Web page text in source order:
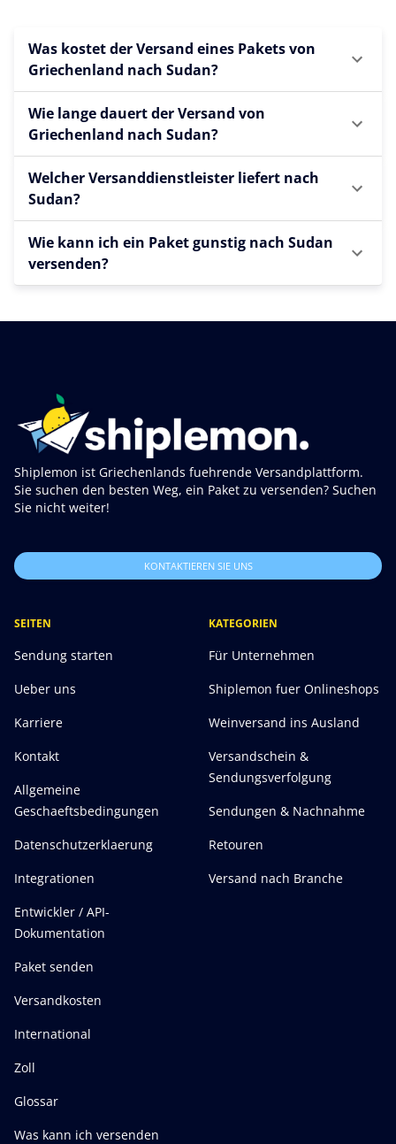
Was kostet der Versand eines Pakets von
Griechenland nach Sudan?
Wie lange dauert der Versand von
Griechenland nach Sudan?
Welcher Versanddienstleister liefert nach
Sudan?
Wie kann ich ein Paket gunstig nach Sudan
versenden?
Shiplemon ist Griechenlands fuehrende Versandplattform.
Sie suchen den besten Weg, ein Paket zu versenden? Suchen
Sie nicht weiter!
KONTAKTIEREN SIE UNS
SEITEN
Sendung starten
Ueber uns
Karriere
Kontakt
Allgemeine
Geschaeftsbedingungen
Datenschutzerklaerung
Integrationen
Entwickler / API-
Dokumentation
Paket senden
Versandkosten
International
Zoll
Glossar
Was kann ich versenden
KATEGORIEN
Für Unternehmen
Shiplemon fuer Onlineshops
Weinversand ins Ausland
Versandschein &
Sendungsverfolgung
Sendungen & Nachnahme
Retouren
Versand nach Branche